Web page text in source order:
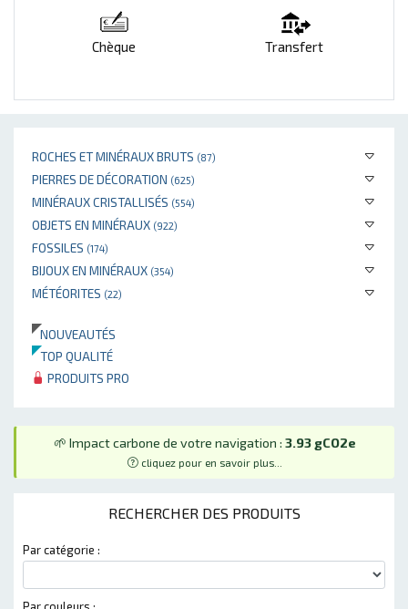
ROCHES ET MINÉRAUX BRUTS (87)
PIERRES DE DÉCORATION (625)
MINÉRAUX CRISTALLISÉS (554)
OBJETS EN MINÉRAUX (922)
FOSSILES (174)
BIJOUX EN MINÉRAUX (354)
MÉTÉORITES (22)
NOUVEAUTÉS
TOP QUALITÉ
PRODUITS PRO
🌱 Impact carbone de votre navigation : 3.93 gCO2e
cliquez pour en savoir plus...
RECHERCHER DES PRODUITS
Par catégorie :
Par couleurs :
Chèque Transfert